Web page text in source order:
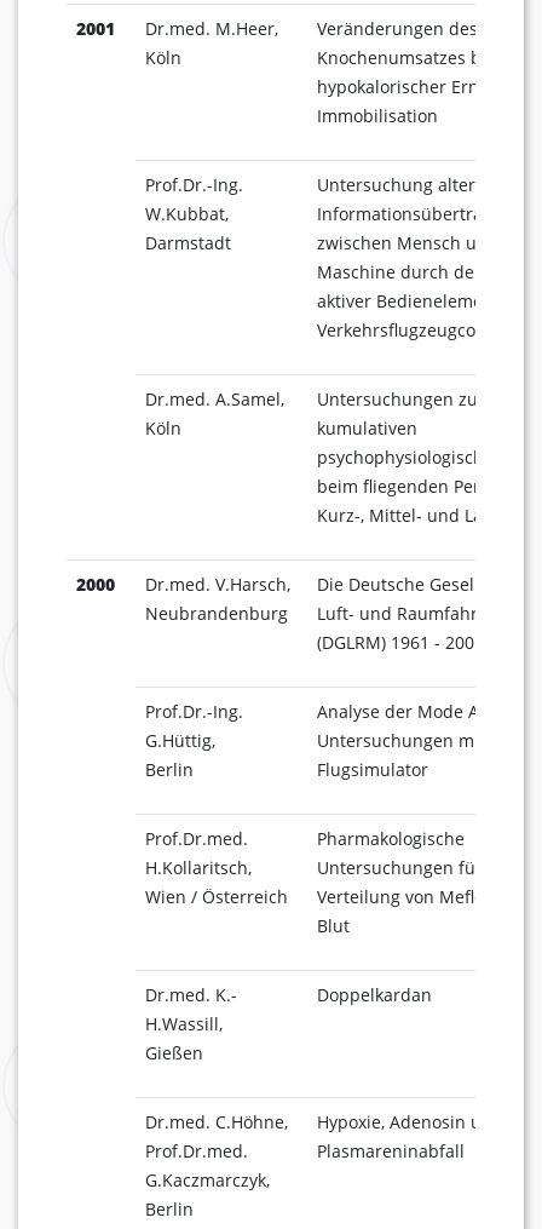
2001
Dr.med. M.Heer,
Köln
Veränderungen des
Knochenumsatzes bei
hypokalorischer
Immobilisation
Prof.Dr.-Ing.
W.Kubbat,
Darmstadt
Untersuchung alternativer
zwischen Mensch und
Maschine durch den
aktiver Bedienelemente in
Verkehrsflugzeugcockpits
Dr.med. A.Samel,
Köln
Untersuchungen zu
kumulativen
psychophysiologischen
beim fliegenden Personal
Kurz-, Mittel- und
2000
Dr.med. V.Harsch,
Neubrandenburg
Die Deutsche Gesellschaft
Luft- und
(DGLRM) 1961 - 2001
Prof.Dr.-Ing.
G.Hüttig,
Berlin
Analyse der Mode
Untersuchungen mit dem
Flugsimulator
Prof.Dr.med.
H.Kollaritsch,
Wien / Österreich
Pharmakologische
Untersuchungen für die
Verteilung von Mefloquin
Blut
Dr.med. K.-
H.Wassill,
Gießen
Doppelkardan
Dr.med. C.Höhne,
Prof.Dr.med.
G.Kaczmarczyk,
Berlin
Hypoxie, Adenosin und
Plasmareninabfall